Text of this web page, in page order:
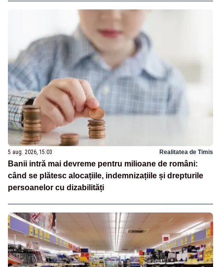
5 aug. 2026, 15:03 Realitatea de Timis
Banii intră mai devreme pentru milioane de români:
când se plătesc alocațiile, indemnizațiile și drepturile
persoanelor cu dizabilități